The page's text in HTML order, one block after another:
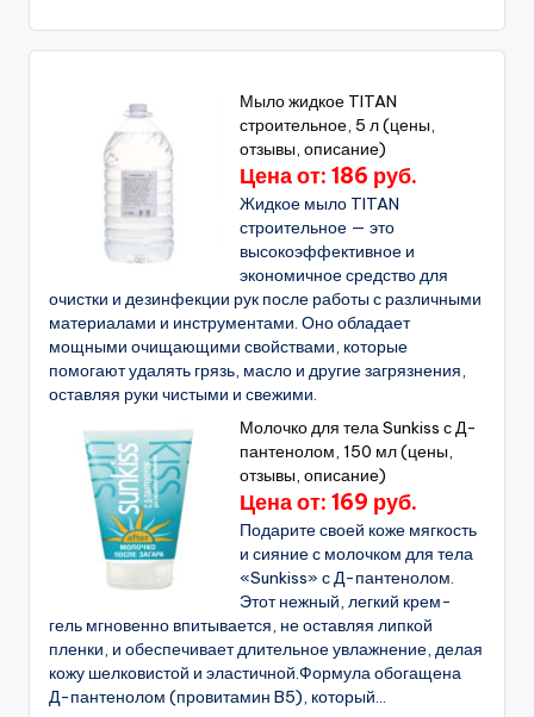
Мыло жидкое TITAN
строительное, 5 л (цены,
отзывы, описание)
Цена от: 186 руб.
Жидкое мыло TITAN
строительное — это
высокоэффективное и
экономичное средство для
очистки и дезинфекции рук после работы с различными
материалами и инструментами. Оно обладает
мощными очищающими свойствами, которые
помогают удалять грязь, масло и другие загрязнения,
оставляя руки чистыми и свежими.
Молочко для тела Sunkiss с Д-
пантенолом, 150 мл (цены,
отзывы, описание)
Цена от: 169 руб.
Подарите своей коже мягкость
и сияние с молочком для тела
«Sunkiss» с Д-пантенолом.
Этот нежный, легкий крем-
гель мгновенно впитывается, не оставляя липкой
пленки, и обеспечивает длительное увлажнение, делая
кожу шелковистой и эластичной.Формула обогащена
Д-пантенолом (провитамин B5), который...